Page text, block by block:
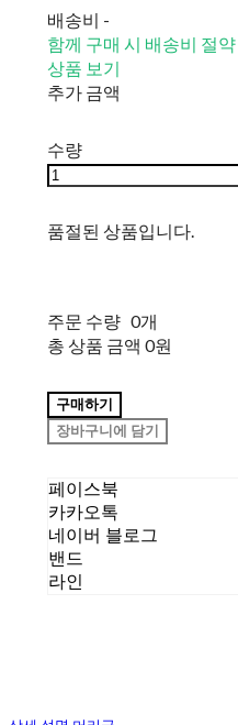
배송비 -
함께 구매 시 배송비 절약
상품 보기
추가 금액
수량
품절된 상품입니다.
주문 수량 0개
총 상품 금액 0원
구매하기
장바구니에 담기
페이스북
카카오톡
네이버 블로그
밴드
라인